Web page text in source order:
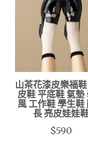
山茶花漆皮樂福
皮鞋 平底鞋 氣墊
風 工作鞋 學生鞋
長 亮皮娃娃
$590